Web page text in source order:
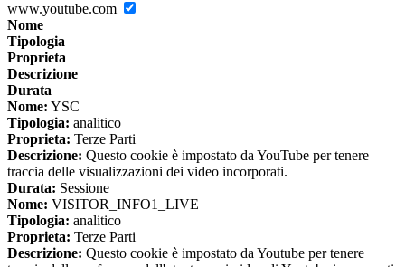
www.youtube.com
Nome
Tipologia
Proprieta
Descrizione
Durata
Nome: YSC
Tipologia: analitico
Proprieta: Terze Parti
Descrizione: Questo cookie è impostato da YouTube per tenere
traccia delle visualizzazioni dei video incorporati.
Durata: Sessione
Nome: VISITOR_INFO1_LIVE
Tipologia: analitico
Proprieta: Terze Parti
Descrizione: Questo cookie è impostato da Youtube per tenere